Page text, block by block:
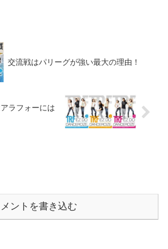
交流戦はパリーグが強い最大の理由！
ラフォーには
ントを書き込む